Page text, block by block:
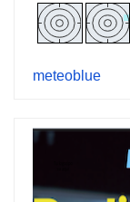
meteoblue